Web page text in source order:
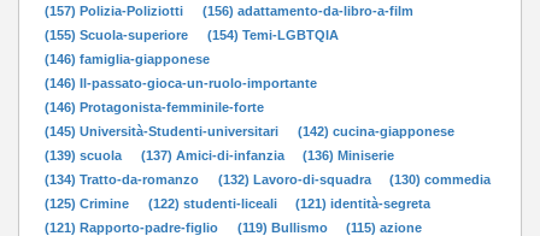
(157) Polizia-Poliziotti
(156) adattamento-da-libro-a-film
(155) Scuola-superiore
(154) Temi-LGBTQIA
(146) famiglia-giapponese
(146) Il-passato-gioca-un-ruolo-importante
(146) Protagonista-femminile-forte
(145) Università-Studenti-universitari
(142) cucina-giapponese
(139) scuola
(137) Amici-di-infanzia
(136) Miniserie
(134) Tratto-da-romanzo
(132) Lavoro-di-squadra
(130) commedia
(125) Crimine
(122) studenti-liceali
(121) identità-segreta
(121) Rapporto-padre-figlio
(119) Bullismo
(115) azione